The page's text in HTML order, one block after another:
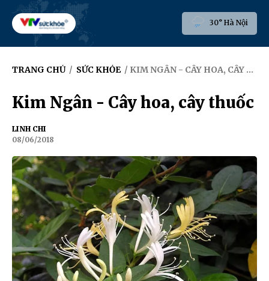
30° Hà Nội
TRANG CHỦ / SỨC KHỎE / KIM NGÂN - CÂY HOA, CÂY THUỐC
Kim Ngân - Cây hoa, cây thuốc
LINH CHI
08/06/2018